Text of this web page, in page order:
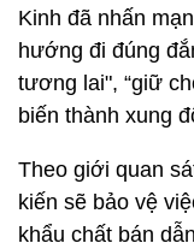
Kinh đã nhấn
hướng đi đúng
tương lai", “giữ
biến thành xung
Theo giới quan
kiến sẽ bảo vệ
khẩu chất bán